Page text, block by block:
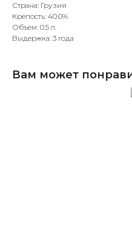
Страна: Грузия
Крепость: 40.0%
Объем: 0.5 л.
Выдержка: 3 года
Вам может